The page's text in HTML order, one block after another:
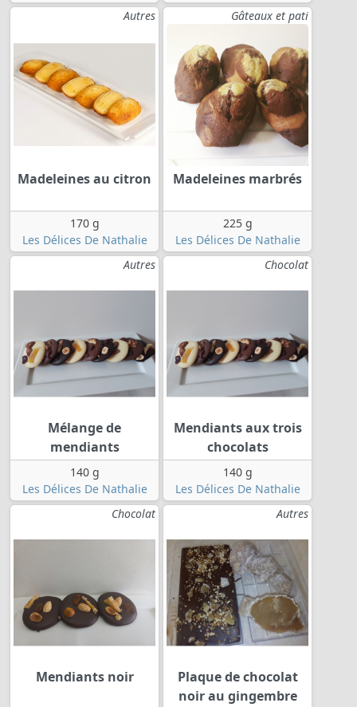
Autres
Madeleines au citron
170 g
Les Délices De Nathalie
Gâteaux et pati
Madeleines marbrés
225 g
Les Délices De Nathalie
Autres
Mélange de
mendiants
140 g
Les Délices De Nathalie
Chocolat
Mendiants aux trois
chocolats
140 g
Les Délices De Nathalie
Chocolat
Mendiants noir
Autres
Plaque de chocolat
noir au gingembre